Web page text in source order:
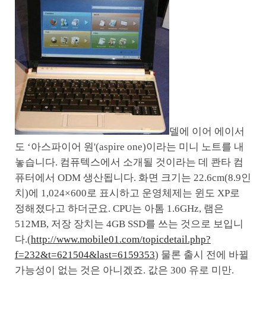
델에 이어 에이서
도 ‘아스파이어 원'(aspire one)이라는 미니 노트를 내
놓습니다. 컴퓨텍스에서 소개될 것이라는 데 콴타 컴
퓨터에서 ODM 생산됩니다. 화면 크기는 22.6cm(8.9인
치)에 1,024×600로 표시하고 운영체제는 윈도 XP로
정해졌다고 하더군요. CPU는 아톰 1.6GHz, 램은
512MB, 저장 장치는 4GB SSD를 쓰는 것으로 보입니
다.(http://www.mobile01.com/topicdetail.php?
f=232&t=621504&last=6159353) 물론 출시 전에 바뀔
가능성이 없는 것은 아니겠죠. 값은 300 유로 미만.